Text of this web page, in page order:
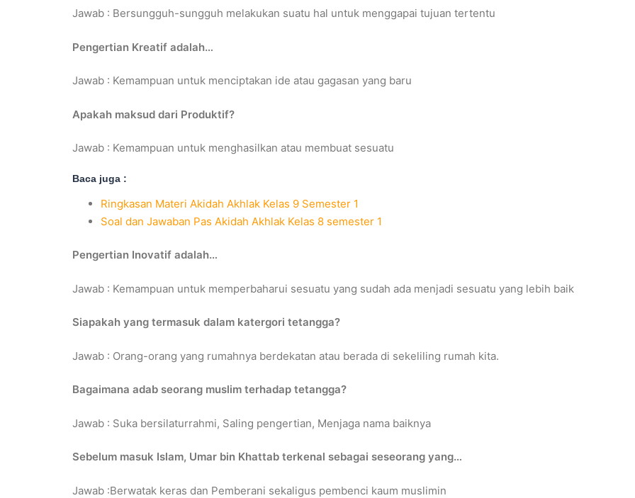
Jawab : Bersungguh-sungguh melakukan suatu hal untuk menggapai tujuan tertentu
Pengertian Kreatif adalah…
Jawab : Kemampuan untuk menciptakan ide atau gagasan yang baru
Apakah maksud dari Produktif?
Jawab : Kemampuan untuk menghasilkan atau membuat sesuatu
Baca juga :
Ringkasan Materi Akidah Akhlak Kelas 9 Semester 1
Soal dan Jawaban Pas Akidah Akhlak Kelas 8 semester 1
Pengertian Inovatif adalah…
Jawab : Kemampuan untuk memperbaharui sesuatu yang sudah ada menjadi sesuatu yang lebih baik
Siapakah yang termasuk dalam katergori tetangga?
Jawab : Orang-orang yang rumahnya berdekatan atau berada di sekeliling rumah kita.
Bagaimana adab seorang muslim terhadap tetangga?
Jawab : Suka bersilaturrahmi, Saling pengertian, Menjaga nama baiknya
Sebelum masuk Islam, Umar bin Khattab terkenal sebagai seseorang yang…
Jawab :Berwatak keras dan Pemberani sekaligus pembenci kaum muslimin